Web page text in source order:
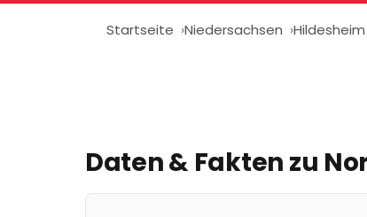
Startseite Niedersachsen Hildesheim
Daten & Fakten zu